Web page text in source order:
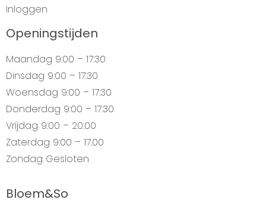
Inloggen
Openingstijden
Maandag 9:00 – 17:30
Dinsdag 9:00 – 17:30
Woensdag 9:00 – 17:30
Donderdag 9:00 – 17:30
Vrijdag 9:00 – 20:00
Zaterdag 9:00 – 17.00
Zondag Gesloten
Bloem&So